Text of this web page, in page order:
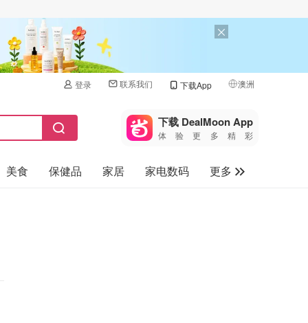
登录 联系我们 下载App 澳洲
🇺🇸
🇨🇳 中国
🇨🇦加拿大
下载 DealMoon App
体验更多精彩
美食 保健品 家居 家电数码
更多